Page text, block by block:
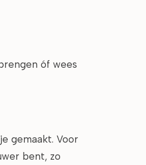
óf wees
gemaakt. Voor
bent, zo